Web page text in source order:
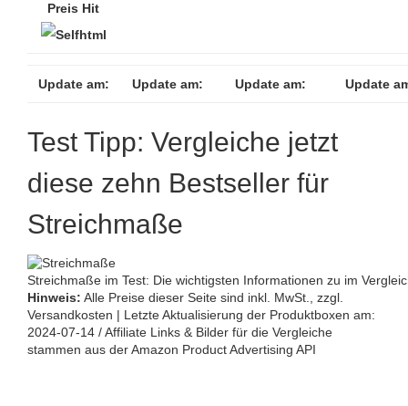
Preis Hit
Update am: Update am: Update am: Update
Test Tipp: Vergleiche jetzt
diese zehn Bestseller für
Streichmaße
Streichmaße im Test: Die wichtigsten Informationen zu im
Hinweis: Alle Preise dieser Seite sind inkl. MwSt., zzgl.
Versandkosten | Letzte Aktualisierung der Produktboxen am:
2024-07-14 / Affiliate Links & Bilder für die Vergleiche
stammen aus der Amazon Product Advertising API